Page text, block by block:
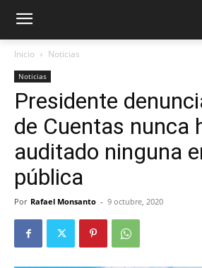
Inicio Noticias
Noticias
Presidente
de Cuentas nunca
auditado ninguna
pública
Por Rafael Monsanto - 9 octubre, 2020